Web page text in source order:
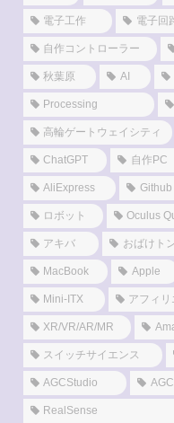
電子工作 電子回
自作コントローラー
秋葉原 AI
Processing
高輪ゲートウェイシティ
ChatGPT 自作PC
AliExpress Github
ロボット Oculus
アキバ おばけト
MacBook Apple
Mini-ITX アフィリ
XR/VR/AR/MR
スイッチサイエンス
AGCStudio AGC
RealSense